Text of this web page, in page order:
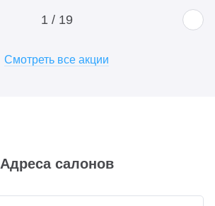
1 / 19
Смотреть все акции
Адреса салонов